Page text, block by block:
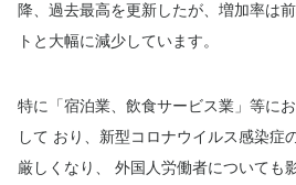
降、過去最高を更新したが、増加率は
トと大幅に減少しています。
特に「宿泊業、飲食サービス業」等に
して おり、新型コロナウイルス感染症
厳しくなり、 外国人労働者についても